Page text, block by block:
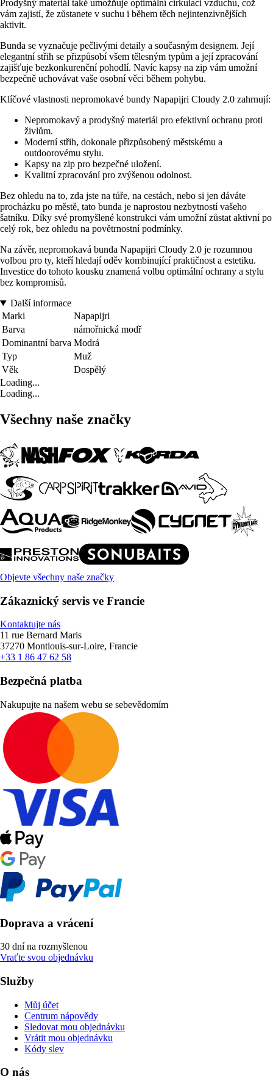
Prodyšný materiál také umožňuje optimální cirkulaci vzduchu, což
vám zajistí, že zůstanete v suchu i během těch nejintenzivnějších
aktivit.
Bunda se vyznačuje pečlivými detaily a současným designem. Její
elegantní střih se přizpůsobí všem tělesným typům a její zpracování
zajišťuje bezkonkurenční pohodlí. Navíc kapsy na zip vám umožní
bezpečně uchovávat vaše osobní věci během pohybu.
Klíčové vlastnosti nepromokavé bundy Napapijri Cloudy 2.0 zahrnují:
Nepromokavý a prodyšný materiál pro efektivní ochranu proti
živlům.
Moderní střih, dokonale přizpůsobený městskému a
outdoorovému stylu.
Kapsy na zip pro bezpečné uložení.
Kvalitní zpracování pro zvýšenou odolnost.
Bez ohledu na to, zda jste na túře, na cestách, nebo si jen dáváte
procházku po městě, tato bunda je naprostou nezbytností vašeho
šatníku. Díky své promyšlené konstrukci vám umožní zůstat aktivní po
celý rok, bez ohledu na povětrnostní podmínky.
Na závěr, nepromokavá bunda Napapijri Cloudy 2.0 je rozumnou
volbou pro ty, kteří hledají oděv kombinující praktičnost a estetiku.
Investice do tohoto kousku znamená volbu optimální ochrany a stylu
bez kompromisů.
Další informace
Marki
Napapijri
Barva
námořnická modř
Dominantní barva Modrá
Typ
Muž
Věk
Dospělý
Loading...
Loading...
Všechny naše značky
Objevte všechny naše značky
Zákaznický servis ve Francie
Kontaktujte nás
11 rue Bernard Maris
37270 Montlouis-sur-Loire, Francie
+33 1 86 47 62 58
Bezpečná platba
Nakupujte na našem webu se sebevědomím
Doprava a vrácení
30 dní na rozmyšlenou
Vraťte svou objednávku
Služby
Můj účet
Centrum nápovědy
Sledovat mou objednávku
Vrátit mou objednávku
Kódy slev
O nás